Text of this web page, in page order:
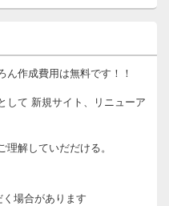
作成費用は無料です！！
して 新規サイト、リニューア
解していだだける。
場合があります